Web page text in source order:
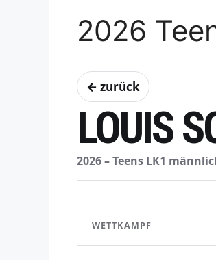
2026
← zurück
LOUIS
2026 – Teens LK1
WETTKAMPF